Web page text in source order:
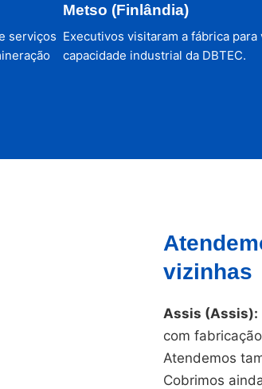
serviços
Metso (Finlândia)
Executivos visitaram a fábrica para
capacidade industrial da DBTEC.
vizinhas
Assis (Assis):
com
Atendemos
Cobrimos